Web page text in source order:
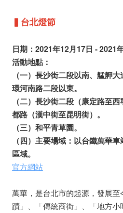
▍台北燈節
日期：2021年12月17日 - 2021
活動地點：
（一）長沙街二段以南、艋舺大
環河南路二段以東。
（二）長沙街二段（康定路至
都路（漢中街至昆明街）。
（三）和平青草園。
（四）主要場域：以台鐵萬華
區域。
官方網站
萬華，是台北市的起源，發展
蹟」、「傳統商街」、「地方